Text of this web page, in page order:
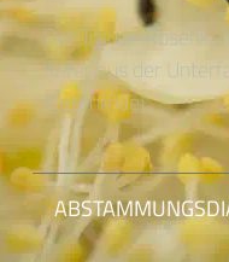
Der Trauer-
Käfer aus der
(Cetoniinae)....